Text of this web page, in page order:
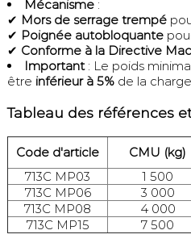
Mécanisme :
✔ Mors de serrage trempé
✔ Poignée autobloquante
✔ Conforme à la Directive
Important: Le poids
être inférieur à 5% de la
Tableau des références
Code d'article CMU (kg)
713C MP03
1 500
713C MP06
3 000
713C MP08
4 000
713C MP15
7 500